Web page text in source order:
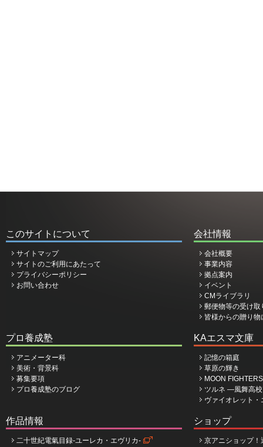
このサイトについて
サイトマップ
サイトのご利用にあたって
プライバシーポリシー
お問い合わせ
会社情報
会社概要
事業内容
拠点案内
イベント
CMライブラリ
郵便物等の受け取
皆様からの贈り
プロ養成塾
アニメーター科
美術・背景科
募集要項
プロ養成塾のブログ
KAエスマ文庫
記憶の箱庭
草原の輝き
MOON
ツルネ ―風舞高
ヴァイオレット
作品情報
二十世紀電氣目録-ユーレカ・エヴリカ-
ショップ
京アニショップ！